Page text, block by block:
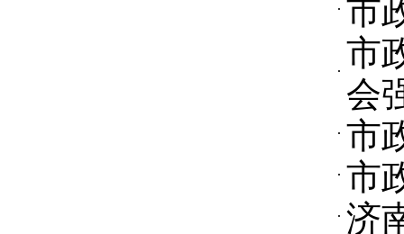
市
会
市
市
济